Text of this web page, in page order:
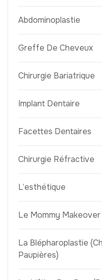
Abdominoplastie
Greffe De Cheveux
Chirurgie Bariatrique
Implant Dentaire
Facettes Dentaires
Chirurgie Réfractive
L’esthétique
Le Mommy Makeover
La Blépharoplastie
Paupières)